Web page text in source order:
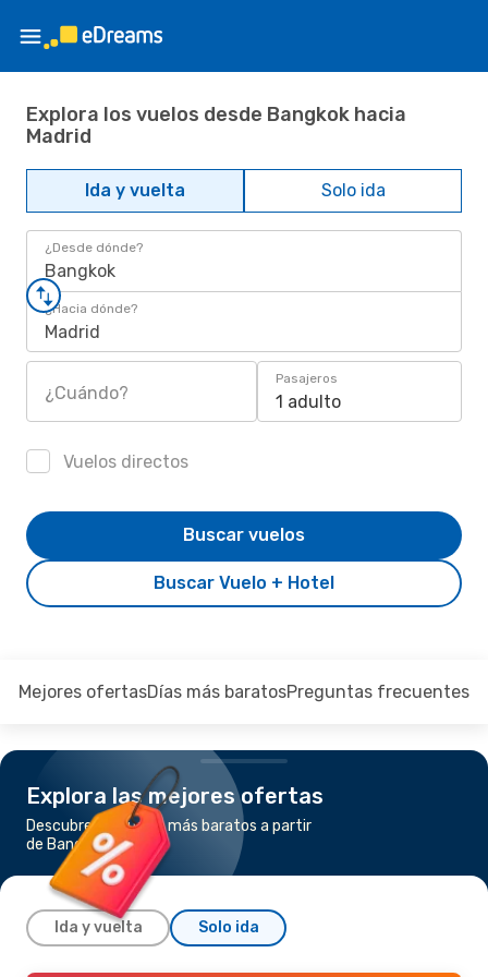
Explora los vuelos desde Bangkok hacia
Madrid
Ida y vuelta Solo ida
¿Desde dónde?
Bangkok
¿Hacia dónde?
Madrid
¿Cuándo?
Pasajeros
1 adulto
Vuelos directos
Buscar Vuelo + Hotel
Buscar vuelos
Mejores ofertasDías más baratosPreguntas frecuentes
Explora las mejores ofertas
Descubre los vuelos más baratos a partir
de Bangkok a Madrid
Ida y vuelta Solo ida